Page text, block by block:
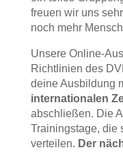
freuen wir uns
noch mehr
Unsere Online-
Richtlinien des
deine Ausbildung
internationalen
abschließen. Die
Trainingstage, die
verteilen. Der